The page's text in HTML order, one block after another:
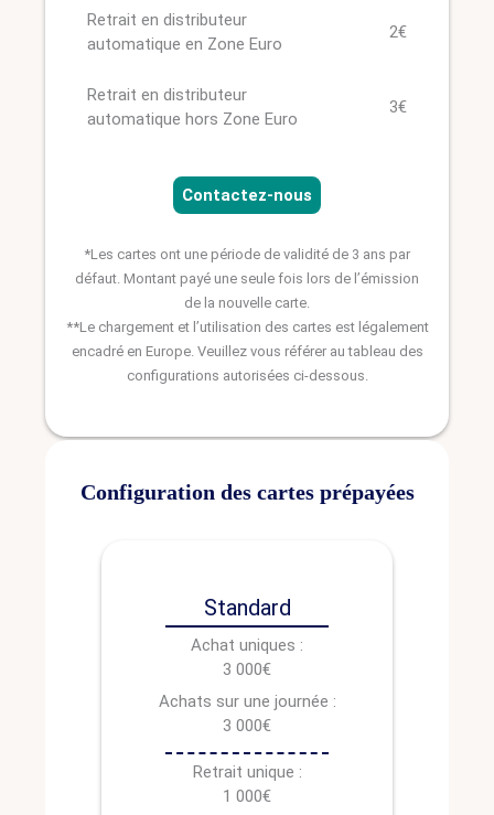
Retrait en distributeur
automatique en Zone Euro
2€
Retrait en distributeur
automatique hors Zone Euro
3€
Contactez-nous
*Les cartes ont une période de validité de 3 ans par
défaut. Montant payé une seule fois lors de l’émission
de la nouvelle carte.
**Le chargement et l’utilisation des cartes est légalement
encadré en Europe. Veuillez vous référer au tableau des
configurations autorisées ci-dessous.
Configuration des cartes prépayées
Standard
Achat uniques :
3 000€
Achats sur une journée :
3 000€
Retrait unique :
1 000€